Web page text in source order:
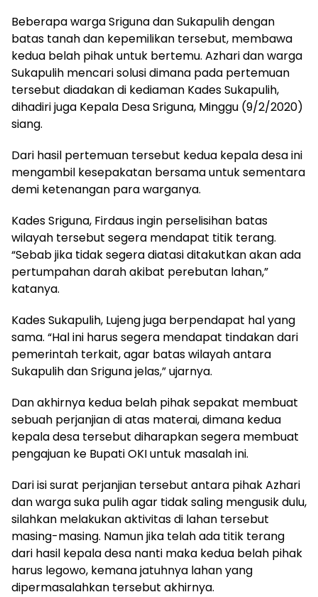
Beberapa warga Sriguna dan Sukapulih dengan
batas tanah dan kepemilikan tersebut, membawa
kedua belah pihak untuk bertemu. Azhari dan warga
Sukapulih mencari solusi dimana pada pertemuan
tersebut diadakan di kediaman Kades Sukapulih,
dihadiri juga Kepala Desa Sriguna, Minggu (9/2/2020)
siang.
Dari hasil pertemuan tersebut kedua kepala desa ini
mengambil kesepakatan bersama untuk sementara
demi ketenangan para warganya.
Kades Sriguna, Firdaus ingin perselisihan batas
wilayah tersebut segera mendapat titik terang.
“Sebab jika tidak segera diatasi ditakutkan akan ada
pertumpahan darah akibat perebutan lahan,”
katanya.
Kades Sukapulih, Lujeng juga berpendapat hal yang
sama. “Hal ini harus segera mendapat tindakan dari
pemerintah terkait, agar batas wilayah antara
Sukapulih dan Sriguna jelas,” ujarnya.
Dan akhirnya kedua belah pihak sepakat membuat
sebuah perjanjian di atas materai, dimana kedua
kepala desa tersebut diharapkan segera membuat
pengajuan ke Bupati OKI untuk masalah ini.
Dari isi surat perjanjian tersebut antara pihak Azhari
dan warga suka pulih agar tidak saling mengusik dulu,
silahkan melakukan aktivitas di lahan tersebut
masing-masing. Namun jika telah ada titik terang
dari hasil kepala desa nanti maka kedua belah pihak
harus legowo, kemana jatuhnya lahan yang
dipermasalahkan tersebut akhirnya.